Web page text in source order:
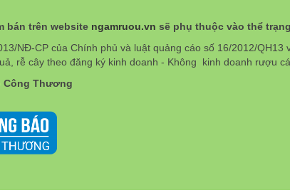
bán trên website ngamruou.vn sẽ phụ thuộc vào thể
NĐ-CP của Chính phủ và luật quảng cáo số 16/2012/QH13
rễ cây theo đăng ký kinh doanh - Không kinh doanh rượu
Công Thương